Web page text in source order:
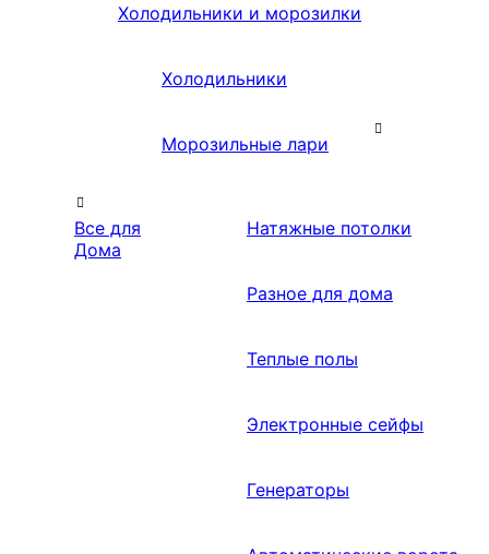
Холодильники и морозилки
Холодильники
Морозильные лари
Все для
Дома
Натяжные потолки
Разное для дома
Теплые полы
Электронные сейфы
Генераторы